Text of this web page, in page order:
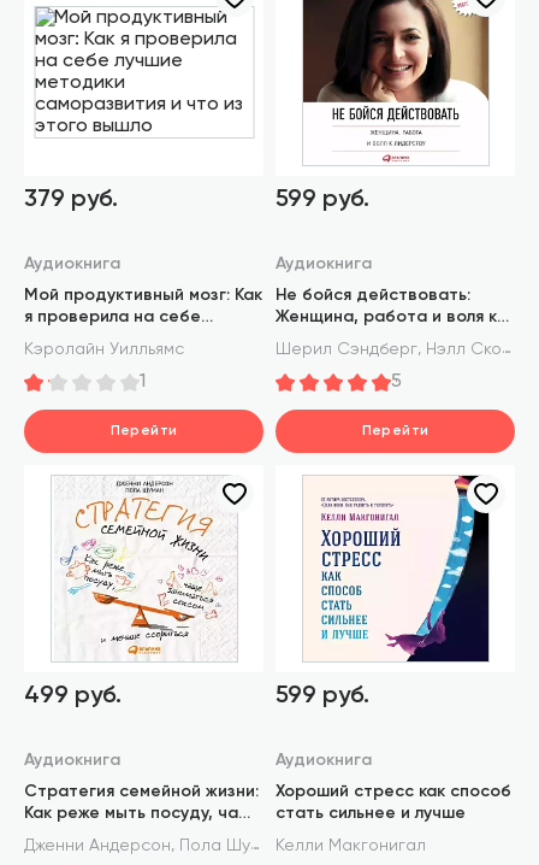
379 руб.
Аудиокнига
Мой продуктивный мозг: Как
я проверила на себе
лучшие методики
саморазвития и что из
этого вышло
Кэролайн Уилльямс
1
Перейти
599 руб.
Аудиокнига
Не бойся действовать:
Женщина, работа и воля к
лидерству
Шерил Сэндберг, Нэлл Сковелл
5
Перейти
499 руб.
Аудиокнига
Стратегия семейной жизни:
Как реже мыть посуду, чаще
заниматься сексом и
меньше ссориться
Дженни Андерсон, Пола Шуман
599 руб.
Аудиокнига
Хороший стресс как способ
стать сильнее и лучше
Келли Макгонигал